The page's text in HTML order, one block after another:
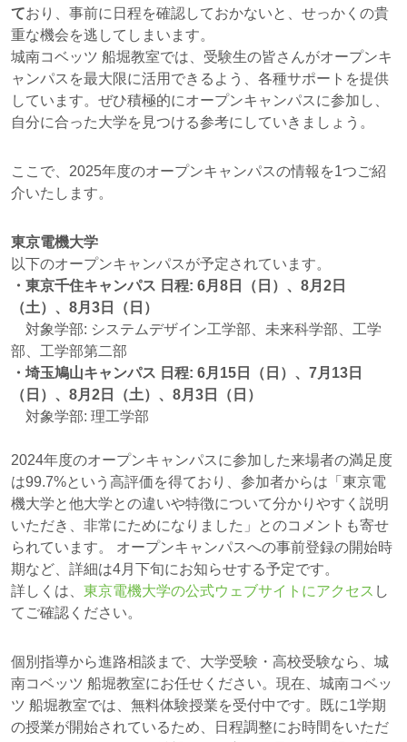
ており、事前に日程を確認しておかないと、せっかくの貴
重な機会を逃してしまいます。
城南コベッツ 船堀教室では、受験生の皆さんがオープンキ
ャンパスを最大限に活用できるよう、各種サポートを提供
しています。ぜひ積極的にオープンキャンパスに参加し、
自分に合った大学を見つける参考にしていきましょう。
ここで、2025年度のオープンキャンパスの情報を1つご紹
介いたします。
東京電機大学
以下のオープンキャンパスが予定されています。
・東京千住キャンパス 日程: 6月8日（日）、8月2日
（土）、8月3日（日）
対象学部: システムデザイン工学部、未来科学部、工学
部、工学部第二部
・埼玉鳩山キャンパス 日程: 6月15日（日）、7月13日
（日）、8月2日（土）、8月3日（日）
対象学部: 理工学部
2024年度のオープンキャンパスに参加した来場者の満足度
は99.7%という高評価を得ており、参加者からは「東京電
機大学と他大学との違いや特徴について分かりやすく説明
いただき、非常にためになりました」とのコメントも寄せ
られています。 オープンキャンパスへの事前登録の開始時
期など、詳細は4月下旬にお知らせする予定です。
詳しくは、 東京電機大学の公式ウェブサイトにアクセス し
てご確認ください。
個別指導から進路相談まで、大学受験・高校受験なら、城
南コベッツ 船堀教室にお任せください。現在、城南コベッ
ツ 船堀教室では、無料体験授業を受付中です。既に1学期
の授業が開始されているため、日程調整にお時間をいただ